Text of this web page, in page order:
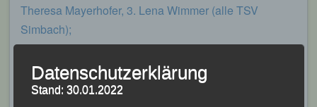
Theresa Mayerhofer, 3. Lena Wimmer (alle TSV
Simbach);
Schülerinnen W 14 (1800 m):1. Leonie Weißenböck
(Sportunion IGLA Longlife), 2. Helena Pledl (LV
Deggendorf), 3. Lea Krause (TSV Simbach);
Datenschutzerklärung
Stand: 30.01.2022